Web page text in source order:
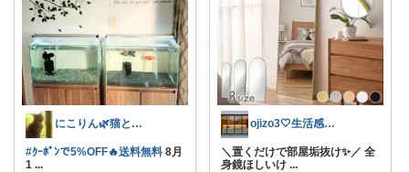
にこりん🌿猫と暮らす主婦のROOM😹
#ｸｰﾎﾟﾝで5%OFF🔥送料無料 8月
1 ...
ojizo3🤍生活感を消すインテリア
＼置くだけで部屋垢抜け✨／ 全
身鏡ほしいけ ...